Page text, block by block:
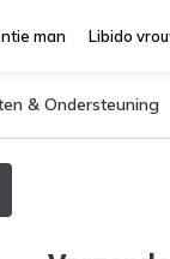
man Libido
& Ondersteuning